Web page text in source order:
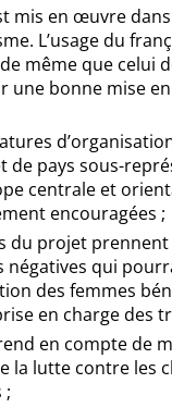
mis en œuvre
L’usage du
même que celui
une bonne mise
de pays sous-
centrale et
encouragées ;
du projet
négatives qui
des femmes
en charge des
en compte de
la lutte contre les
;